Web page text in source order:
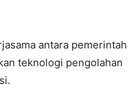
antara pemerintah
teknologi pengolahan